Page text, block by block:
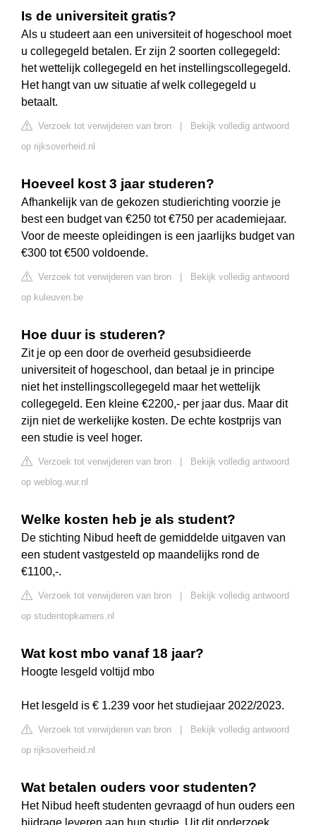
Is de universiteit gratis?
Als u studeert aan een universiteit of hogeschool moet
u collegegeld betalen. Er zijn 2 soorten collegegeld:
het wettelijk collegegeld en het instellingscollegegeld.
Het hangt van uw situatie af welk collegegeld u
betaalt.
Verzoek tot verwijderen van bron
Bekijk volledig antwoord
op rijksoverheid.nl
Hoeveel kost 3 jaar studeren?
Afhankelijk van de gekozen studierichting voorzie je
best een budget van €250 tot €750 per academiejaar.
Voor de meeste opleidingen is een jaarlijks budget van
€300 tot €500 voldoende.
Verzoek tot verwijderen van bron
Bekijk volledig antwoord
op kuleuven.be
Hoe duur is studeren?
Zit je op een door de overheid gesubsidieerde
universiteit of hogeschool, dan betaal je in principe
niet het instellingscollegegeld maar het wettelijk
collegegeld. Een kleine €2200,- per jaar dus. Maar dit
zijn niet de werkelijke kosten. De echte kostprijs van
een studie is veel hoger.
Verzoek tot verwijderen van bron
Bekijk volledig antwoord
op weblog.wur.nl
Welke kosten heb je als student?
De stichting Nibud heeft de gemiddelde uitgaven van
een student vastgesteld op maandelijks rond de
€1100,-.
Verzoek tot verwijderen van bron
Bekijk volledig antwoord
op studentopkamers.nl
Wat kost mbo vanaf 18 jaar?
Hoogte lesgeld voltijd mbo
Het lesgeld is € 1.239 voor het studiejaar 2022/2023.
Verzoek tot verwijderen van bron
Bekijk volledig antwoord
op rijksoverheid.nl
Wat betalen ouders voor studenten?
Het Nibud heeft studenten gevraagd of hun ouders een